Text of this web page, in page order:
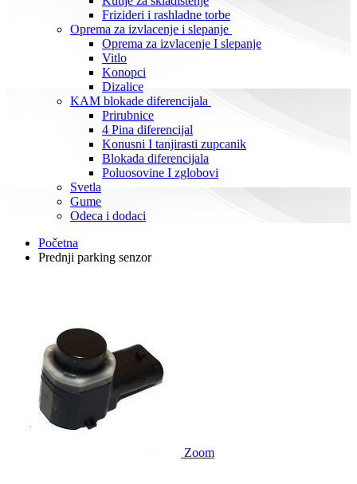
Frizideri i rashladne torbe
Oprema za izvlacenje i slepanje
Oprema za izvlacenje I slepanje
Vitlo
Konopci
Dizalice
KAM blokade diferencijala
Prirubnice
4 Pina diferencijal
Konusni I tanjirasti zupcanik
Blokada diferencijala
Poluosovine I zglobovi
Svetla
Gume
Odeca i dodaci
Početna
Prednji parking senzor
Zoom